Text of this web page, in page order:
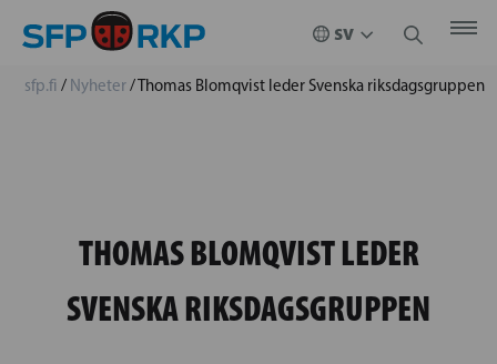
sfp.fi / Nyheter/Thomas Blomqvist leder Svenska riksdagsgruppen
THOMAS BLOMQVIST LEDER
SVENSKA RIKSDAGSGRUPPEN